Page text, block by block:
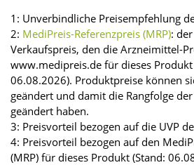
1: Unverbindliche Preisempfehlung
2: MediPreis-Referenzpreis (MRP):
Verkaufspreis, den die Arzneimittel-
www.medipreis.de für dieses Produkt
06.08.2026). Produktpreise können
geändert und damit die Rangfolge
geändert haben.
3: Preisvorteil bezogen auf die UVP
4: Preisvorteil bezogen auf den
(MRP) für dieses Produkt (Stand: